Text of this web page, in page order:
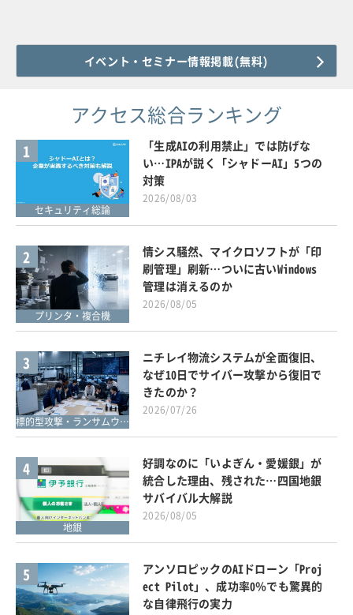
イベント・セミナー情報掲載(無料)
アクセス総合ランキング
1
セキュリティ総論
「生成AIの利用禁止」では防げな
い…IPAが説く「シャドーAI」5つの
対策
2026/08/03
2
プリンタ・複合機
情シス騒然、マイクロソフトが「印
刷管理」刷新…ついに古いWindows
管理は消えるのか
2026/08/05
3
標的型攻撃・ランサムウェア対策
ニチレイ物流システムが全面復旧、
なぜ10日でサイバー攻撃から復旧で
きたのか？
2026/07/26
4
地銀
好調なのに「いよぎん・愛媛銀」が
統合した理由、残された…四国地銀
サバイバル大解説
2026/08/05
5
アンソロピックのAIドローン「Proj
ect Pilot」、成功率0％でも驚異的
な自律飛行の実力